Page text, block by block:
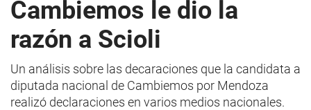
Cambiemos le dio la
razón a Scioli
Un análisis sobre las decaraciones que la candidata a
diputada nacional de Cambiemos por Mendoza
realizó declaraciones en varios medios nacionales.